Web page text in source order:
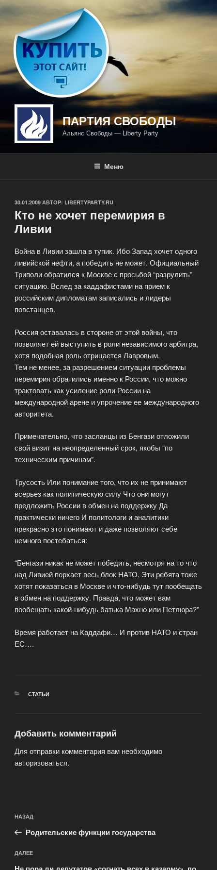
Перейти
к
содержимому
ПАРТИЯ СВОБОДЫ
Альянс Свободы — Liberty Party
Меню
ОПУБЛИКОВАНО
30.01.2009 АВТОР: LIBERTYPARTY.RU
Кто не хочет перемирия в
Ливии
Война в Ливии зашла в тупик. Ибо Запад хочет одного
ливийской нефти, а победить не может. Официальный
Триполи обратился к Москве с просьбой “разрулить”
ситуацию. Вслед за каддафистами на прием к
российским дипломатам записались и лидеры
повстанцев.
Россия оставалась в стороне от этой войны, что
позволяет ей выступить в роли независимого арбитра,
хотя подобная роль отрицается Лавровым.
Тем не менее, за разрешением ситуации проблемы
перемирия обратились именно к России, что можно
трактовать как усиление роли России на
международной арене и упрочение ее международного
авторитета.
Примечательно, что засланцы из Бенгази отложили
свой визит на неопределенный срок, якобы “по
техническим причинам”.
Трусость Или понимание того, что их не принимают
всерьез как политическую силу Что они могут
предложить России в обмен на поддержку Да
практически ничего И политологи и аналитики
прекрасно это понимают и даже позволяют себе
немного постебаться:
“Бенгази никак не может победить, несмотря на то что
над Ливией порхает весь блок НАТО. Эти ребята тоже
хотят показаться в Москве и что-нибудь тут пообещать
в обмен на поддержку. Правда, что может вам
пообещать какой-нибудь батька Махно или Петлюра?”
Время работает на Каддафи… И против НАТО и стран
ЕС….
РУБРИКИ
СТАТЬИ
Добавить комментарий
Для отправки комментария вам необходимо
авторизоваться.
по
записям
Предыдущая
запись:
НАЗАД
Родительские функции государства
Следующая
запись
ДАЛЕЕ